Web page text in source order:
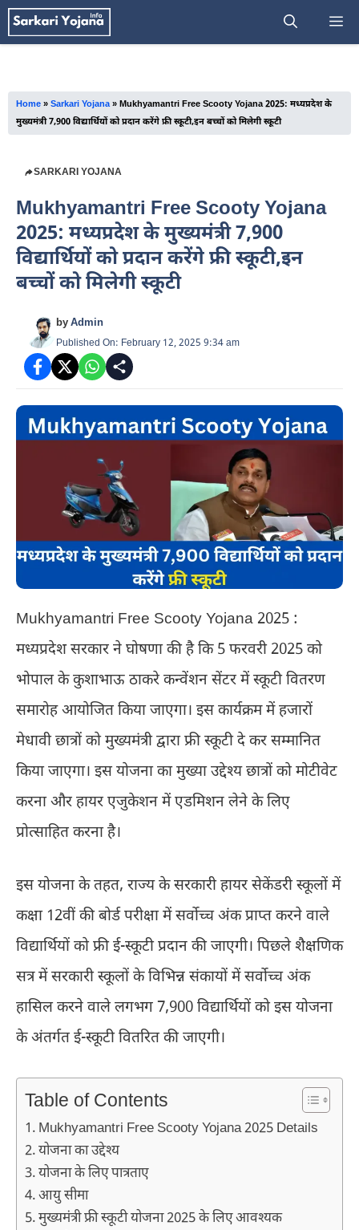
Skip
to
Home » Sarkari Yojana» Mukhyamantri Free Scooty Yojana 2025: मध्यप्रदेश के
मुख्यमंत्री 7,900 विद्यार्थियों को प्रदान करेंगे फ्री स्कूटी,इन बच्चों को मिलेगी स्कूटी
SARKARI YOJANA
Mukhyamantri Free Scooty Yojana
2025: मध्यप्रदेश के मुख्यमंत्री 7,900
विद्यार्थियों को प्रदान करेंगे फ्री स्कूटी,इन
बच्चों को मिलेगी स्कूटी
byAdmin
Published On: February 12, 2025 9:34 am
Mukhyamantri Free Scooty Yojana 2025 :
मध्यप्रदेश सरकार ने घोषणा की है कि 5 फरवरी 2025 को
भोपाल के कुशाभाऊ ठाकरे कन्वेंशन सेंटर में स्कूटी वितरण
समारोह आयोजित किया जाएगा। इस कार्यक्रम में हजारों
मेधावी छात्रों को मुख्यमंत्री द्वारा फ्री स्कूटी दे कर सम्मानित
किया जाएगा। इस योजना का मुख्या उद्देश्य छात्रों को मोटीवेट
करना और हायर एजुकेशन में एडमिशन लेने के लिए
प्रोत्साहित करना है।
इस योजना के तहत, राज्य के सरकारी हायर सेकेंडरी स्कूलों में
कक्षा 12वीं की बोर्ड परीक्षा में सर्वोच्च अंक प्राप्त करने वाले
विद्यार्थियों को फ्री ई-स्कूटी प्रदान की जाएगी। पिछले शैक्षणिक
सत्र में सरकारी स्कूलों के विभिन्न संकायों में सर्वोच्च अंक
हासिल करने वाले लगभग 7,900 विद्यार्थियों को इस योजना
के अंतर्गत ई-स्कूटी वितरित की जाएगी।
Table of Contents
Mukhyamantri Free Scooty Yojana 2025 Details
योजना का उद्देश्य
योजना के लिए पात्रताए
आयु सीमा
मुख्‍यमंत्री फ्री स्‍कूटी योजना 2025 के लिए आवश्यक